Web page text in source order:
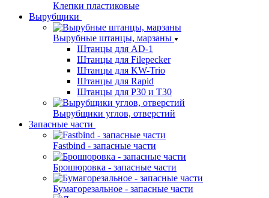
Клепки пластиковые
Вырубщики
Вырубные штанцы, марзаны
Штанцы для AD-1
Штанцы для Filepecker
Штанцы для KW-Trio
Штанцы для Rapid
Штанцы для Р30 и Т30
Вырубщики углов, отверстий
Запасные части
Fastbind - запасные части
Брошюровка - запасные части
Бумагорезальное - запасные части